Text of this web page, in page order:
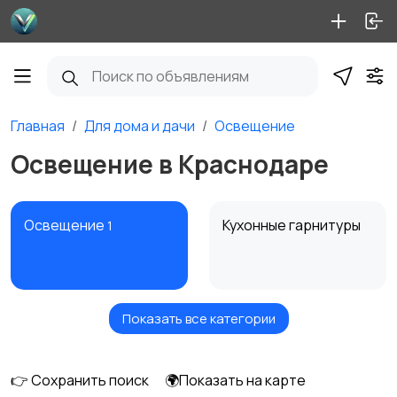
Главная Для дома и дачи Освещение
Освещение в Краснодаре
Освещение 1 Кухонные гарнитуры
Кровати и матрасы Диваны и кресла
Показать все категории
👉 Сохранить поиск
🌍Показать на карте